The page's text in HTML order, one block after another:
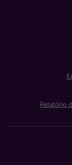
Relatório